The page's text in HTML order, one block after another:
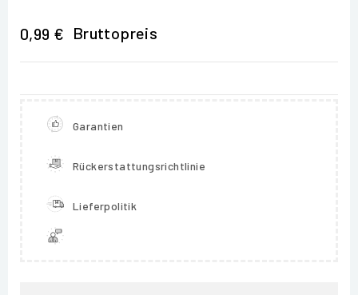
0,99 € Bruttopreis
Garantien
Rückerstattungsrichtlinie
Lieferpolitik